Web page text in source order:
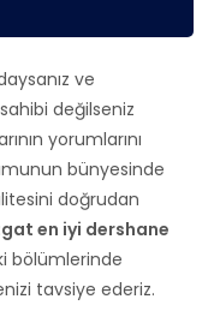
ve
değilseniz
yorumlarını
bünyesinde
doğrudan
en iyi dershane
bölümlerinde
tavsiye ederiz.